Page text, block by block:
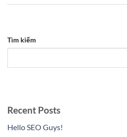
Tìm kiếm
Recent Posts
Hello SEO Guys!